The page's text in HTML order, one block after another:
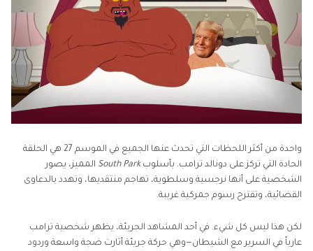
واحدة من أكثر اللحظات التي تحدث عنها الجميع في الموسم 27 هي الحلقة
الحادة التي تركز على دونالد ترامب. بأسلوبSouth Park المميز، يصور
الشخصية على أنها نرجسية وسلطوية، تهاجم منتقديها، وتهدد بالدعاوى
القضائية، وتقترح رسوم جمركية غريبة.
لكن هذا ليس كل شيء. في أحد المشاهد الجريئة، يظهر شخصية ترامب
عارياً في السرير مع الشيطان—وهي حركة جريئة أثارت ضجة واسعة وردود